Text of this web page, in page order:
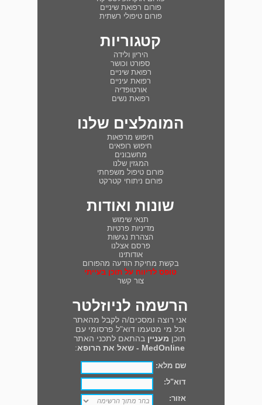
פורום רפואת שיניים
פורום טיפולי רשתית
קטגוריות
היריון ולידה
ספורט וכושר
רפואת שיניים
רפואת עיניים
אורטופדיה
רפואת נשים
המומלצים שלנו
חיפוש מרפאות
חיפוש רופאים
מחשבונים
המגזין שלנו
פורום טיפול משפחתי
פורום ניתוחי קטרקט
שונות ואודות
תנאי שימוש
מדיניות פרטיות
הצהרת נגישות
פרסם אצלנו
אודותינו
בקשת מחיקת הודעה מהפורום
טופס לדיווח על תוכן בעייתי
צור קשר
הרשמה לניוזלטר
אני רוצה ומסכים/ה לקבל מהאתר
וכל מי מטעמו דוא"ל פרסומי עם
תוכן מעניין בהתאם לתכני האתר
MedOnline - שאל את הרופא
:
שם מלא:
דוא"ל:
אזור: